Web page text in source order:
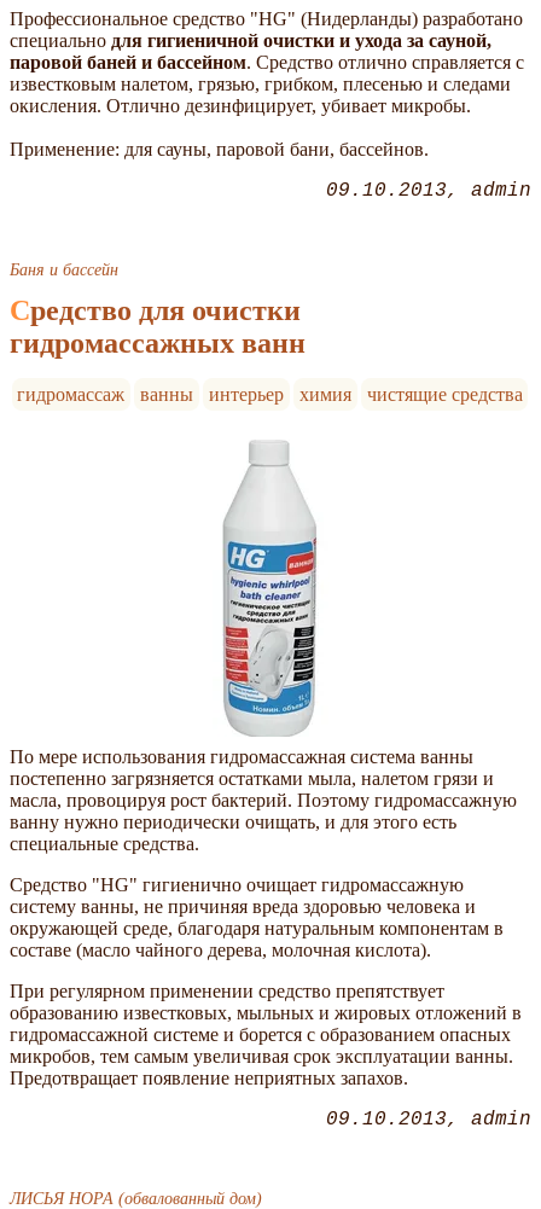
Профессиональное средство "HG" (Нидерланды) разработано
специально для гигиеничной очистки и ухода за сауной,
паровой баней и бассейном. Средство отлично справляется с
известковым налетом, грязью, грибком, плесенью и следами
окисления. Отлично дезинфицирует, убивает микробы.
Применение: для сауны, паровой бани, бассейнов.
09.10.2013 admin
Баня и бассейн
Средство для очистки
гидромассажных ванн
гидромассаж ванны интерьер химия чистящие средства
По мере использования гидромассажная система ванны
постепенно загрязняется остатками мыла, налетом грязи и
масла, провоцируя рост бактерий. Поэтому гидромассажную
ванну нужно периодически очищать, и для этого есть
специальные средства.
Средство "HG" гигиенично очищает гидромассажную
систему ванны, не причиняя вреда здоровью человека и
окружающей среде, благодаря натуральным компонентам в
составе (масло чайного дерева, молочная кислота).
При регулярном применении средство препятствует
образованию известковых, мыльных и жировых отложений в
гидромассажной системе и борется с образованием опасных
микробов, тем самым увеличивая срок эксплуатации ванны.
Предотвращает появление неприятных запахов.
09.10.2013 admin
ЛИСЬЯ НОРА (обвалованный дом)